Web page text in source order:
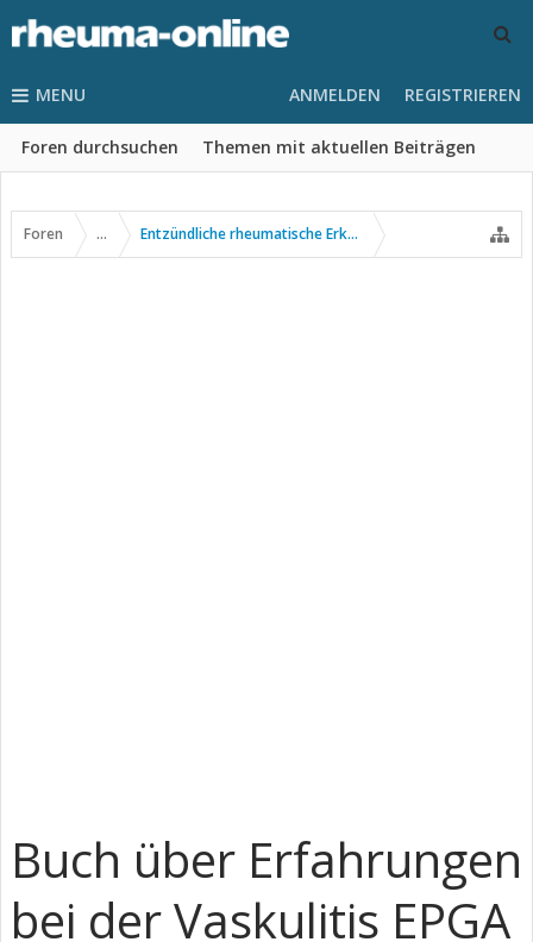
MENU
Foren durchsuchen Themen mit aktuellen Beiträgen
ANMELDEN REGISTRIEREN
Foren ... Entzündliche rheumatische Erkrankungen
Buch über Erfahrungen
bei der Vaskulitis EPGA